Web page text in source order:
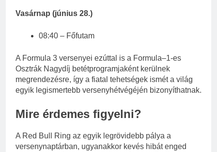
Vasárnap (június 28.)
08:40 – Főfutam
A Formula 3 versenyei ezúttal is a Formula–1-es
Osztrák Nagydíj betétprogramjaként kerülnek
megrendezésre, így a fiatal tehetségek ismét a világ
egyik legismertebb versenyhétvégéjén bizonyíthatnak.
Mire érdemes figyelni?
A Red Bull Ring az egyik legrövidebb pálya a
versenynaptárban, ugyanakkor kevés hibát enged